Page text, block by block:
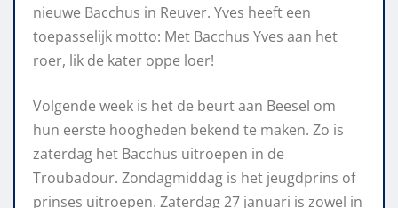
nieuwe Bacchus in Reuver. Yves heeft een
toepasselijk motto: Met Bacchus Yves aan het
roer, lik de kater oppe loer!
Volgende week is het de beurt aan Beesel om
hun eerste hoogheden bekend te maken. Zo is
zaterdag het Bacchus uitroepen in de
Troubadour. Zondagmiddag is het jeugdprins of
prinses uitroepen. Zaterdag 27 januari is zowel in